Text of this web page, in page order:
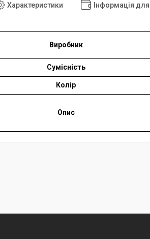
Характеристики Інформація
Виробник
Сумісність
Колір
Опис